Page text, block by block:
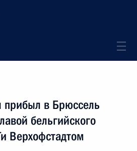
прибыл в Брюссель
бельгийского
Верхофстадтом